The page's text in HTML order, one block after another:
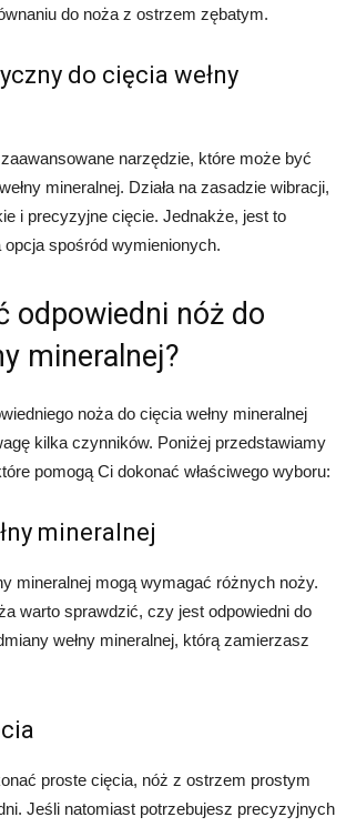
do noża z ostrzem zębatym.
do cięcia wełny
narzędzie, które może być
mineralnej. Działa na zasadzie wibracji,
i precyzyjne cięcie. Jednakże, jest to
spośród wymienionych.
odpowiedni nóż do
mineralnej?
noża do cięcia wełny mineralnej
kilka czynników. Poniżej przedstawiamy
pomogą Ci dokonać właściwego wyboru:
mineralnej
mineralnej mogą wymagać różnych noży.
warto sprawdzić, czy jest odpowiedni do
wełny mineralnej, którą zamierzasz
proste cięcia, nóż z ostrzem prostym
Jeśli natomiast potrzebujesz precyzyjnych